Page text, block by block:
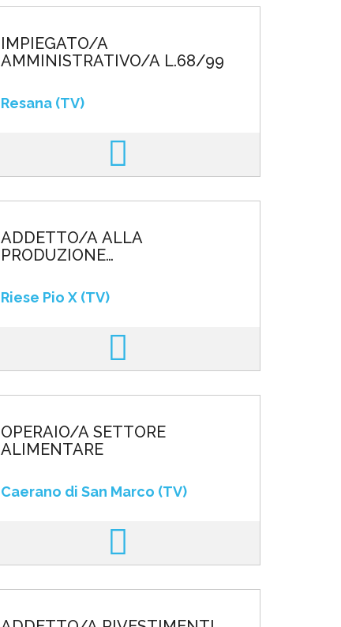
IMPIEGATO/A
AMMINISTRATIVO/A L.68/99
Resana (TV)
ADDETTO/A ALLA
PRODUZIONE
Riese Pio X (TV)
OPERAIO/A SETTORE
ALIMENTARE
Caerano di San Marco (TV)